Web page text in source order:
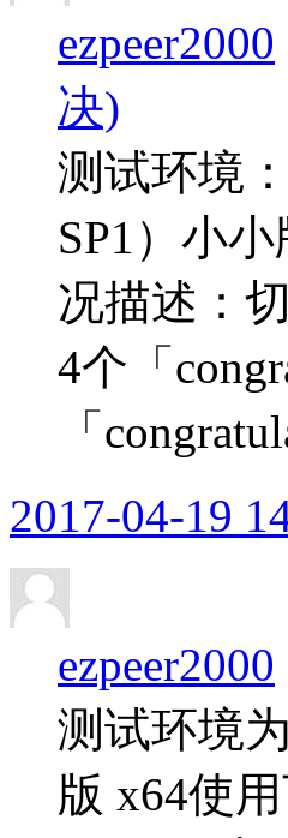
ezpeer2000
决)
测试环境
SP1）小
况描述：
4个「
「
2017-04-19
ezpeer2000
测试环境
版 x64使